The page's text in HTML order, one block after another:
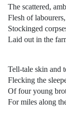
The scattered,
Flesh of labourers,
Stockinged
Laid out in the
Tell-tale skin and
Flecking the
Of four young
For miles along